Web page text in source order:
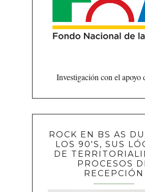
Investigación con el apoyo
ROCK EN BS AS
LOS 90'S, SUS
DE
PROCESOS
RECEPCIÓN